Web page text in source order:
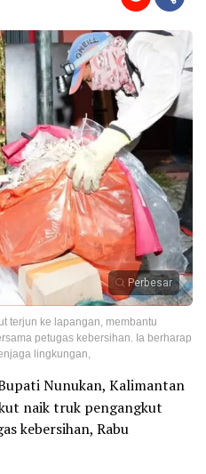
Perbesar
terjun ke lapangan, membantu
petugas kebersihan. Ia berharap
lingkungan,
Nunukan, Kalimantan
naik truk pengangkut
kebersihan, Rabu